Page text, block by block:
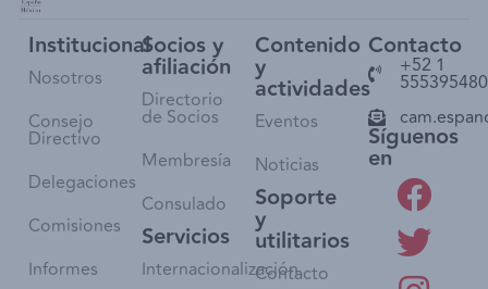
Institucional
Nosotros
Consejo
Directivo
Delegaciones
Comisiones
Informes
Socios y
afiliación
Directorio
de Socios
Membresía
Consulado
Servicios
Internacionalización
Contenido
y
actividades
Eventos
Noticias
Soporte
y
utilitarios
Contacto
Contacto
+52 1
Síguenos
en